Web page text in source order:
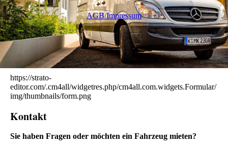
AGB/Impressum
https://strato-
editor.com/.cm4all/widgetres.php/cm4all.com.widgets.Formular/
img/thumbnails/form.png
Kontakt
Sie haben Fragen oder möchten ein Fahrzeug mieten?